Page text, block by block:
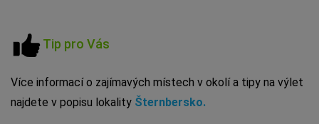
Tip pro Vás
Více informací o zajímavých místech v okolí a tipy na výlet
najdete v popisu lokality Šternbersko.